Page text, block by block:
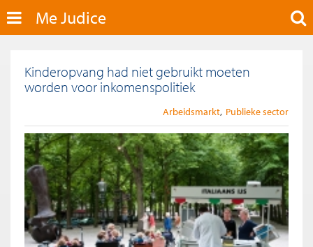
Me Judice
Kinderopvang had niet gebruikt moeten
worden voor inkomenspolitiek
Arbeidsmarkt Publieke sector